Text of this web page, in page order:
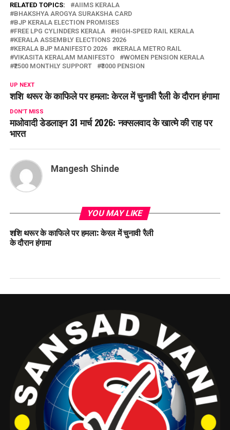
RELATED TOPICS:
AIIMS KERALA
BHAKSHYA AROGYA SURAKSHA CARD
BJP KERALA ELECTION PROMISES
FREE LPG CYLINDERS KERALA
HIGH‑SPEED RAIL KERALA
KERALA ASSEMBLY ELECTIONS 2026
KERALA BJP MANIFESTO 2026
KERALA METRO RAIL
VIKASITA KERALAM MANIFESTO
WOMEN PENSION KERALA
₹2500 MONTHLY SUPPORT
₹3000 PENSION
UP NEXT
शशि थरूर के काफिले पर हमला: केरल में चुनावी रैली के दौरान हंगामा
DON'T MISS
माओवादी डेडलाइन 31 मार्च 2026: नक्सलवाद के खात्मे की राह पर
भारत
Mangesh Shinde
YOU MAY LIKE
शशि थरूर के काफिले पर हमला: केरल में चुनावी रैली
के दौरान हंगामा